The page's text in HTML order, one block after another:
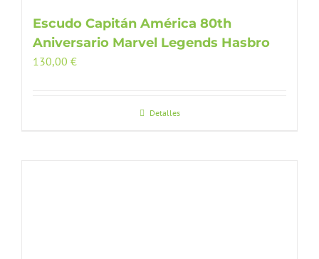
Escudo Capitán América 80th
Aniversario Marvel Legends Hasbro
130,00 €
Detalles